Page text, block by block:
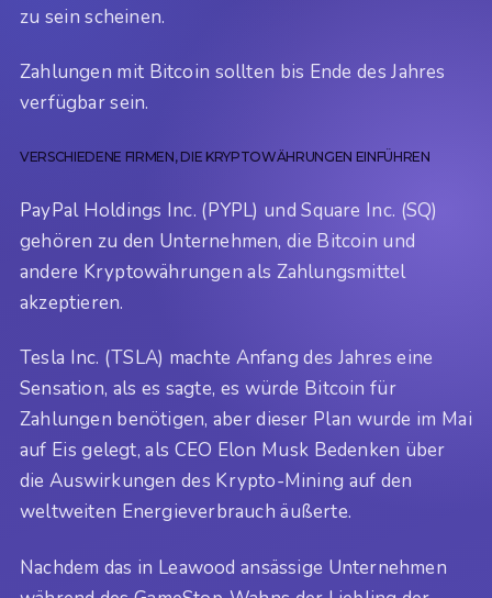
zu sein scheinen.
Zahlungen mit Bitcoin sollten bis Ende des Jahres
verfügbar sein.
VERSCHIEDENE FIRMEN, DIE KRYPTOWÄHRUNGEN EINFÜHREN
PayPal Holdings Inc. (PYPL) und Square Inc. (SQ)
gehören zu den Unternehmen, die Bitcoin und
andere Kryptowährungen als Zahlungsmittel
akzeptieren.
Tesla Inc. (TSLA) machte Anfang des Jahres eine
Sensation, als es sagte, es würde Bitcoin für
Zahlungen benötigen, aber dieser Plan wurde im Mai
auf Eis gelegt, als CEO Elon Musk Bedenken über
die Auswirkungen des Krypto-Mining auf den
weltweiten Energieverbrauch äußerte.
Nachdem das in Leawood ansässige Unternehmen